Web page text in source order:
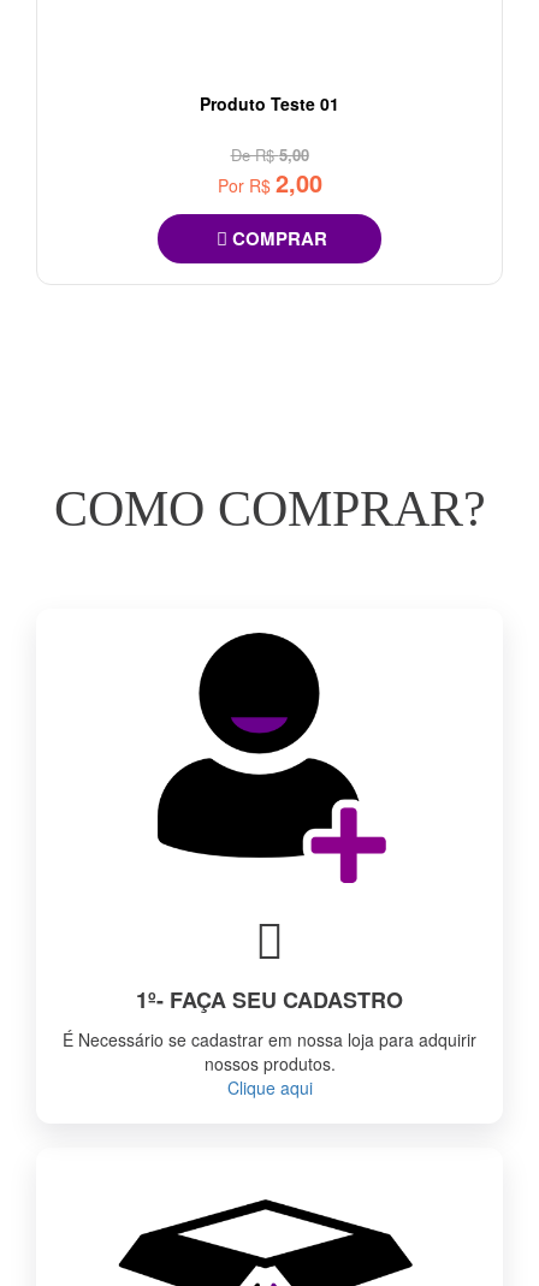
Produto Teste 01
De R$5,00
Por R$ 2,00
COMPRAR
COMO COMPRAR?
1º- FAÇA SEU CADASTRO
É Necessário se cadastrar em nossa loja para adquirir
nossos produtos.
Clique aqui